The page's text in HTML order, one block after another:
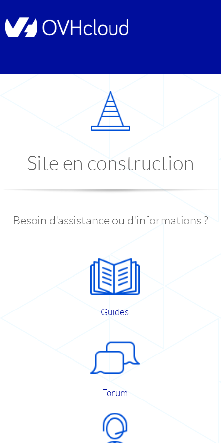
Site en construction
Besoin d'assistance ou d'informations ?
Guides
Forum